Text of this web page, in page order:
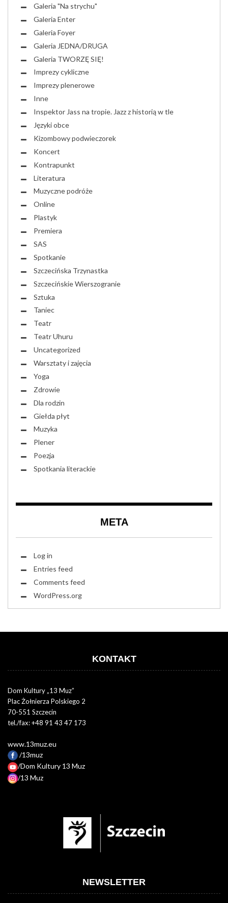
Galeria "Na strychu"
Galeria Enter
Galeria Foyer
Galeria JEDNA/DRUGA
Galeria TWORZĘ SIĘ!
Imprezy cykliczne
Imprezy plenerowe
Inne
Inspektor Jass na tropie. Jazz z historią w tle
Języki obce
Kizombowy podwieczorek
Koncert
Kontrapunkt
Literatura
Muzyczne podróże
Online
Plastyk
Premiera
SAS
Spotkanie
Szczecińska Trzynastka
Szczecińskie Wierszogranie
Sztuka
Taniec
Teatr
Teatr Uhuru
Uncategorized
Warsztaty i zajęcia
Yoga
Zdrowie
Dla rodzin
Giełda płyt
Muzyka
Plener
Poezja
Spotkania literackie
META
Log in
Entries feed
Comments feed
WordPress.org
KONTAKT
Dom Kultury „13 Muz”
Plac Żołnierza Polskiego 2
70-551 Szczecin
tel./fax: +48 91 43 47 173
www.13muz.eu
/13muz
/Dom Kultury 13 Muz
/13 Muz
NEWSLETTER